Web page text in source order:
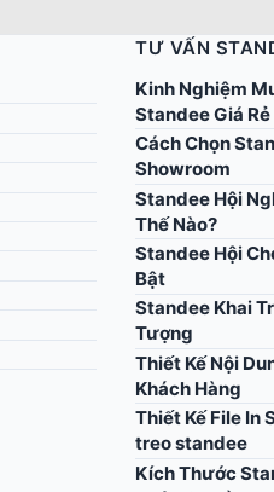
TƯ VẤN
Kinh Nghiệm
Standee Giá Rẻ
Cách Chọn
Showroom
Standee Hội
Thế Nào?
Standee Hội
Bật
Standee Khai
Tượng
Thiết Kế Nội
Khách Hàng
Thiết Kế File In
treo standee
Kích Thước